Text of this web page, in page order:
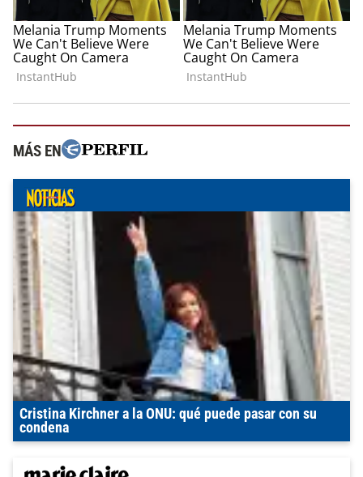
MÁS EN
Cristina Kirchner a la ONU: qué puede pasar con su
condena